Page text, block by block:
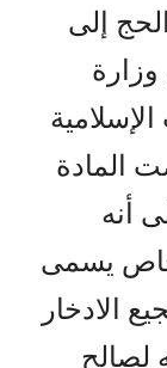
إلى
نصت المادة
على أنه
يسمى
الادخار
لصالح